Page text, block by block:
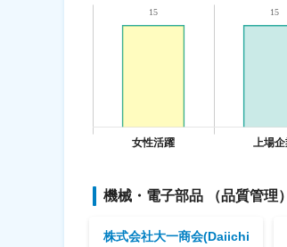
機械・電子部品 （品質管理）
株式会社大一商会(Daiichi